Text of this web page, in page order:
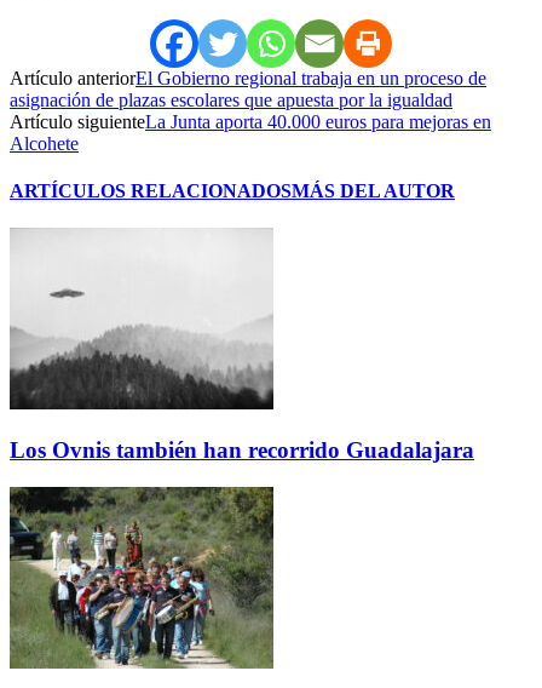
Artículo anteriorEl Gobierno regional trabaja en un proceso de
asignación de plazas escolares que apuesta por la igualdad
Artículo siguienteLa Junta aporta 40.000 euros para mejoras en
Alcohete
ARTÍCULOS RELACIONADOSMÁS DEL AUTOR
Los Ovnis también han recorrido Guadalajara